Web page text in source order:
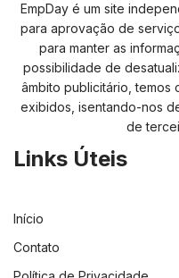
EmpDay é um site
para aprovação de
para manter as
possibilidade de
âmbito publicitário, temos
exibidos, isentando-nos
de
Links Úteis
Início
Contato